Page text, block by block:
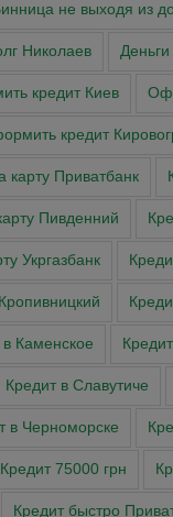
не выходя из
Николаев
кредит Киев
кредит
карту Приватбанк
Пивденний
Укргазбанк
в Каменское
Кредит в Славутиче
в Черноморске
Кредит 75000 грн
Кредит быстро